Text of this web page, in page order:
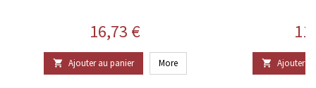
Prix
16,73 €
 Ajouter au panier More  Ajouter